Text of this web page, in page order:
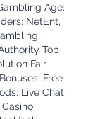
Age:
NetEnt,
Top
Fair
Free
Live Chat,